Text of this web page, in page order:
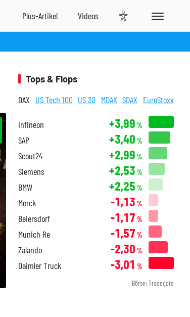
Tops & Flops
DAX US Tech 100 US 30 MDAX SDAX EuroStoxx
Infineon +3,99 %
SAP +3,40 %
Scout24 +2,99 %
Siemens +2,53 %
BMW +2,25 %
Merck -1,13 %
Beiersdorf -1,17 %
Munich Re -1,57 %
Zalando -2,30 %
Daimler Truck -3,01 %
Börse: Tradegate